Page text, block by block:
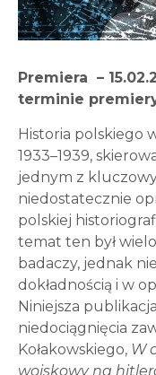
Premiera –
terminie
Historia polskiego
1933–1939,
jednym z
niedostatecznie
polskiej
temat ten był
badaczy, jednak
dokładnością i w
Niniejsza
niedociągnięcia
Kołakowskiego, W
wojskowy na